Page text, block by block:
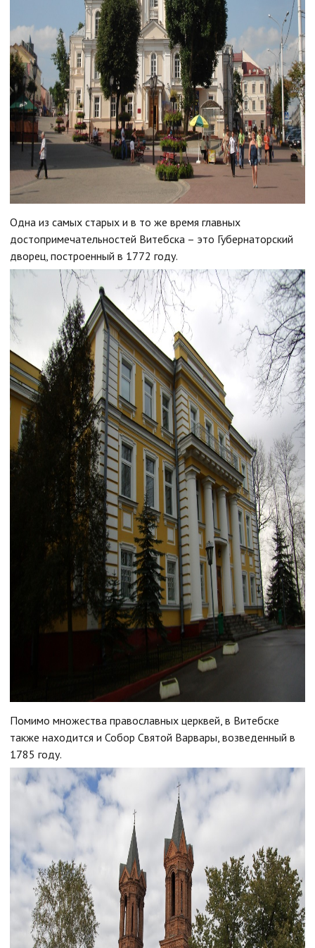
Одна из самых старых и в то же время главных
достопримечательностей Витебска – это Губернаторский
дворец, построенный в 1772 году.
Помимо множества православных церквей, в Витебске
также находится и Собор Святой Варвары, возведенный в
1785 году.